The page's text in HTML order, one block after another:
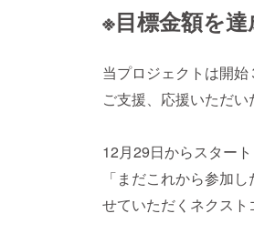
※目標金額を
当プロジェクトは開始
ご支援、応援いただ
12月29日からスター
「まだこれから参加
せていただくネクスト